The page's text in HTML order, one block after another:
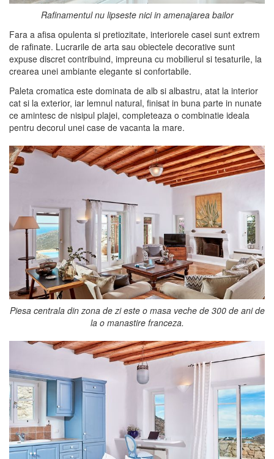
Rafinamentul nu lipseste nici in amenajarea bailor
Fara a afisa opulenta si pretiozitate, interiorele casei sunt extrem
de rafinate. Lucrarile de arta sau obiectele decorative sunt
expuse discret contribuind, impreuna cu mobilierul si tesaturile, la
crearea unei ambiante elegante si confortabile.
Paleta cromatica este dominata de alb si albastru, atat la interior
cat si la exterior, iar lemnul natural, finisat in buna parte in nunate
ce amintesc de nisipul plajei, completeaza o combinatie ideala
pentru decorul unei case de vacanta la mare.
Piesa centrala din zona de zi este o masa veche de 300 de ani de
la o manastire franceza.